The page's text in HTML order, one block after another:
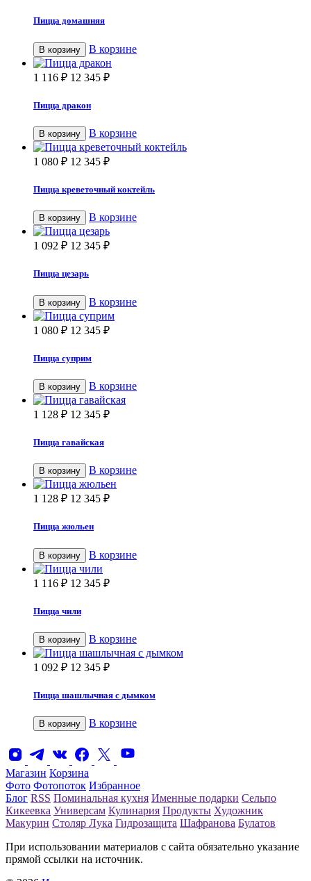
Пицца домашняя
В корзину В корзине
1 116 ₽ 12 345 ₽
Пицца дракон
В корзину В корзине
1 080 ₽ 12 345 ₽
Пицца креветочный коктейль
В корзину В корзине
1 092 ₽ 12 345 ₽
Пицца цезарь
В корзину В корзине
1 080 ₽ 12 345 ₽
Пицца суприм
В корзину В корзине
1 128 ₽ 12 345 ₽
Пицца гавайская
В корзину В корзине
1 128 ₽ 12 345 ₽
Пицца жюльен
В корзину В корзине
1 116 ₽ 12 345 ₽
Пицца чили
В корзину В корзине
1 092 ₽ 12 345 ₽
Пицца шашлычная с дымком
В корзину В корзине
Магазин Корзина
Фото Фотопоток Избранное
Блог RSS Поминальная кухня Именные подарки Сельпо
Кикеевка Универсам Кулинария Продукты Художник
Макурин Столяр Лука Гидрозащита Шафранова Булатов
При использовании материалов с сайта обязательно указание
прямой ссылки на источник.